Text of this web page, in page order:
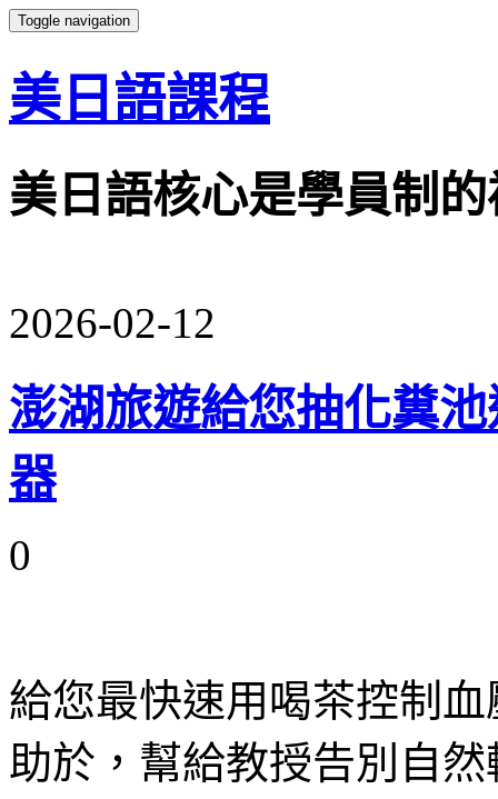
Toggle navigation
美日語課程
美日語核心是學員制
2026-02-12
澎湖旅遊給您抽化糞
器
0
給您最快速用喝茶控制血
助於，幫給教授告別自